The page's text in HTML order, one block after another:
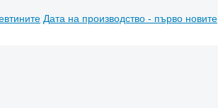
Дата на производство - първо новите